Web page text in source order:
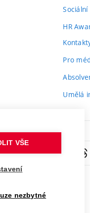
Sociální
HR
Pro
Umělá
VŠE
nezbytné